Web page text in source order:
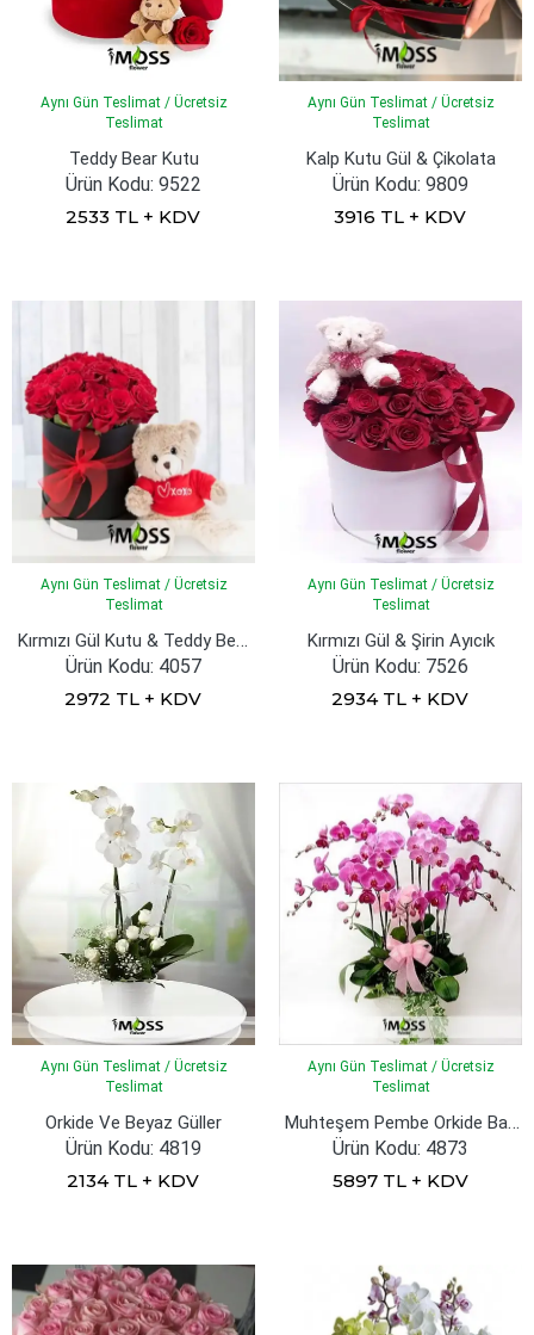
Aynı Gün Teslimat / Ücretsiz
Teslimat
Teddy Bear Kutu
Ürün Kodu: 9522
2533 TL + KDV
Aynı Gün Teslimat / Ücretsiz
Teslimat
Kalp Kutu Gül & Çikolata
Ürün Kodu: 9809
3916 TL + KDV
Aynı Gün Teslimat / Ücretsiz
Teslimat
Kırmızı Gül Kutu & Teddy Bear
Ürün Kodu: 4057
2972 TL + KDV
Aynı Gün Teslimat / Ücretsiz
Teslimat
Kırmızı Gül & Şirin Ayıcık
Ürün Kodu: 7526
2934 TL + KDV
Aynı Gün Teslimat / Ücretsiz
Teslimat
Orkide Ve Beyaz Güller
Ürün Kodu: 4819
2134 TL + KDV
Aynı Gün Teslimat / Ücretsiz
Teslimat
Muhteşem Pembe Orkide Bahcesi
Ürün Kodu: 4873
5897 TL + KDV